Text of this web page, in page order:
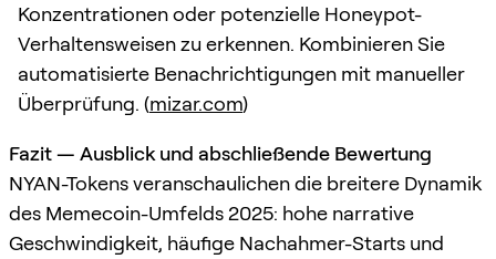
Konzentrationen oder potenzielle Honeypot-
Verhaltensweisen zu erkennen. Kombinieren Sie
automatisierte Benachrichtigungen mit manueller
Überprüfung. (mizar.com)
Fazit — Ausblick und abschließende Bewertung
NYAN-Tokens veranschaulichen die breitere Dynamik
des Memecoin-Umfelds 2025: hohe narrative
Geschwindigkeit, häufige Nachahmer-Starts und